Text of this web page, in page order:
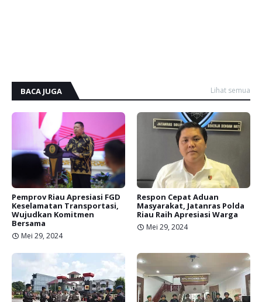
BACA JUGA Lihat semua
Pemprov Riau Apresiasi FGD
Keselamatan Transportasi,
Wujudkan Komitmen
Bersama
Mei 29, 2024
Respon Cepat Aduan
Masyarakat, Jatanras Polda
Riau Raih Apresiasi Warga
Mei 29, 2024